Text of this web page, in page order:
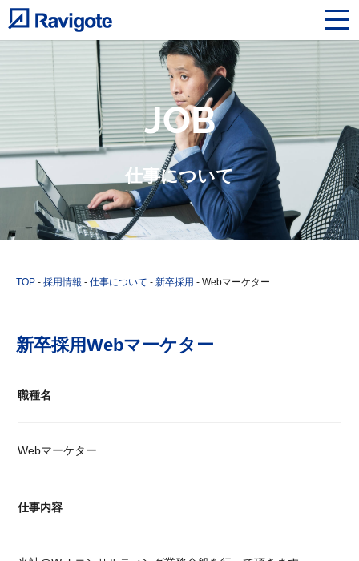
JOB
仕事について
TOP - 採用情報 - 仕事について - 新卒採用 - Webマーケター
新卒採用Webマーケター
職種名
Webマーケター
仕事内容